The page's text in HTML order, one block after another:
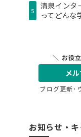
5
清泉インタ
ってどんな
＼ お役
メ
ブログ更新･
お知らせ・